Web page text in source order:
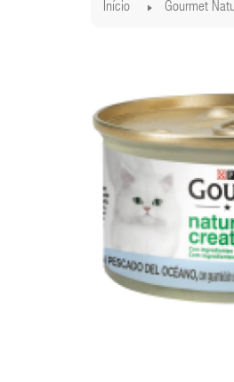
Início Gourmet